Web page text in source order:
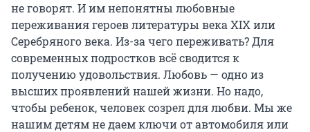
не говорят. И им непонятны любовные
переживания героев литературы века XIX или
Серебряного века. Из-за чего переживать? Для
современных подростков всё сводится к
получению удовольствия. Любовь — одно из
высших проявлений нашей жизни. Но надо,
чтобы ребенок, человек созрел для любви. Мы же
нашим детям не даем ключи от автомобиля или